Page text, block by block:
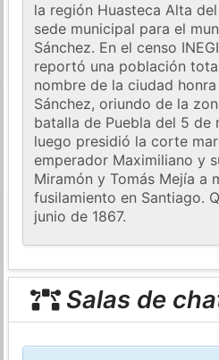
la región Huasteca Alta
sede municipal para el
Sánchez. En el censo
reportó una población
nombre de la ciudad
Sánchez, oriundo de la
batalla de Puebla del 5 de
luego presidió la corte
emperador Maximiliano y
Miramón y Tomás Mejía a
fusilamiento en Santiago.
junio de 1867.
Salas de